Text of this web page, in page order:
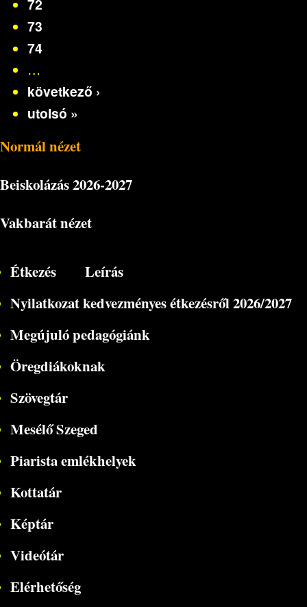
72
73
74
…
következő ›
utolsó »
Normál nézet
Beiskolázás2026-2027
Vakbarát nézet
Étkezés
Leírás
Nyilatkozat kedvezményes étkezésről 2026/2027
Megújuló pedagógiánk
Öregdiákoknak
Szövegtár
Mesélő Szeged
Piarista emlékhelyek
Kottatár
Képtár
Videótár
Elérhetőség